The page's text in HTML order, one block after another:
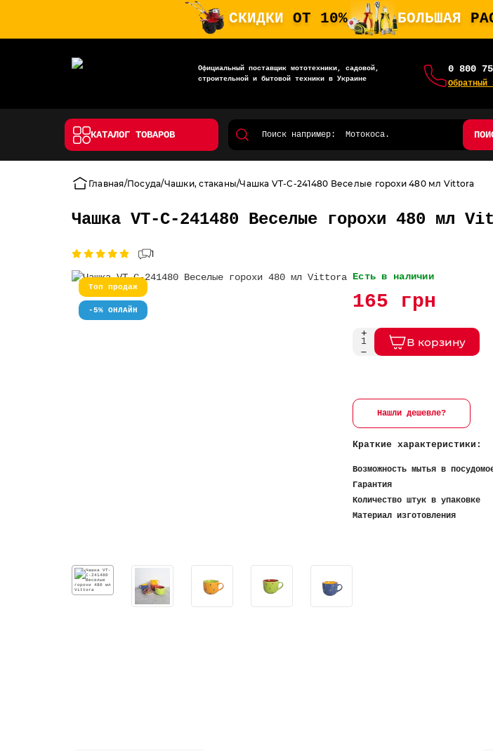
СКИДКИ ОТ 10% БОЛЬШАЯ
Официальный поставщик мототехники, садовой,
строительной и бытовой техники в Украине
0 800
Обратный
КАТАЛОГ ТОВАРОВ
Главная Посуда Чашки, стаканы Чашка VT-C-241480 Веселые горохи 480 мл Vittora
Чашка VT-C-241480 Веселые горохи 480 мл
1
Топ продаж
-5% ОНЛАЙН
Есть в наличии
165 грн
В корзину
Нашли дешевле?
Краткие характеристики:
Возможность мытья в
Гарантия
Количество штук в упаковке
Материал изготовления